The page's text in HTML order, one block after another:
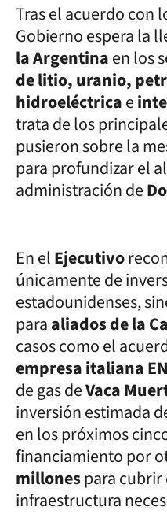
Tras el acuerdo con
Gobierno espera la
la Argentinaen los
de litio, uranio,
hidroeléctricae
trata de los
pusieron sobre la
para profundizar el
administración de
En elEjecutivo
únicamente de
estadounidenses,
paraaliados de la
casos como el
empresa italiana
de gas deVaca
inversión estimada
en los próximos
financiamiento por
millonespara cubrir
infraestructura